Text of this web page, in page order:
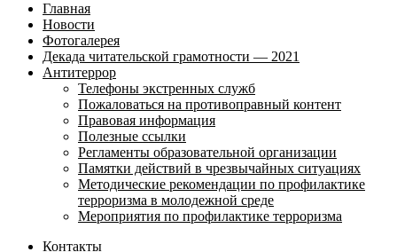
Главная
Новости
Фотогалерея
Декада читательской грамотности — 2021
Антитеррор
Телефоны экстренных служб
Пожаловаться на противоправный контент
Правовая информация
Полезные ссылки
Регламенты образовательной организации
Памятки действий в чрезвычайных ситуациях
Методические рекомендации по профилактике
терроризма в молодежной среде
Мероприятия по профилактике терроризма
Контакты